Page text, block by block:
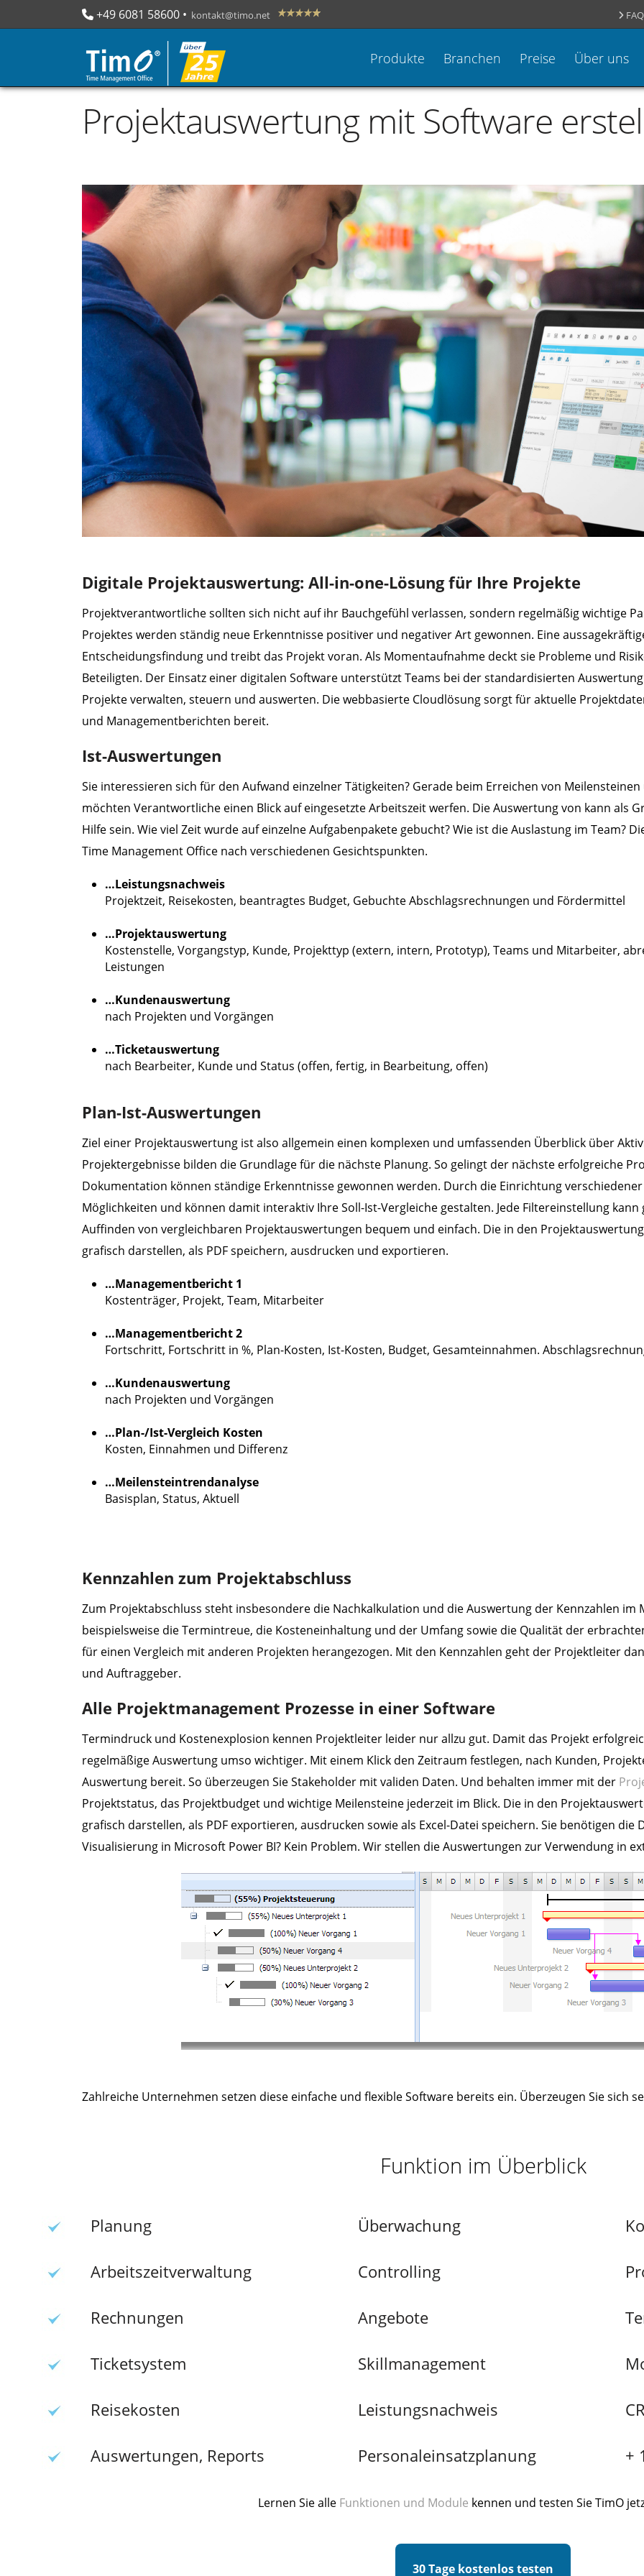
+49 6081 58600 kontakt@timo.net FAQ
Produkte Branchen Preise Über uns
Projektauswertung mit Software
Digitale Projektauswertung: All-in-one-Lösung für Ihre Projekte
Projektverantwortliche sollten sich nicht auf ihr Bauchgefühl verlassen, sondern regelmäßig wichtige
Projektes werden ständig neue Erkenntnisse positiver und negativer Art gewonnen. Eine
Entscheidungsfindung und treibt das Projekt voran. Als Momentaufnahme deckt sie Probleme und
Beteiligten. Der Einsatz einer digitalen Software unterstützt Teams bei der standardisierten
Projekte verwalten, steuern und auswerten. Die webbasierte Cloudlösung sorgt für aktuelle
und Managementberichten bereit.
Ist-Auswertungen
Sie interessieren sich für den Aufwand einzelner Tätigkeiten? Gerade beim Erreichen von
möchten Verantwortliche einen Blick auf eingesetzte Arbeitszeit werfen. Die Auswertung von kann als
Hilfe sein. Wie viel Zeit wurde auf einzelne Aufgabenpakete gebucht? Wie ist die Auslastung im Team?
Time Management Office nach verschiedenen Gesichtspunkten.
…Leistungsnachweis
Projektzeit, Reisekosten, beantragtes Budget, Gebuchte Abschlagsrechnungen und Fördermittel
…Projektauswertung
Kostenstelle, Vorgangstyp, Kunde, Projekttyp (extern, intern, Prototyp), Teams und Mitarbeiter,
Leistungen
…Kundenauswertung
nach Projekten und Vorgängen
…Ticketauswertung
nach Bearbeiter, Kunde und Status (offen, fertig, in Bearbeitung, offen)
Plan-Ist-Auswertungen
Ziel einer Projektauswertung ist also allgemein einen komplexen und umfassenden Überblick über
Projektergebnisse bilden die Grundlage für die nächste Planung. So gelingt der nächste erfolgreiche
Dokumentation können ständige Erkenntnisse gewonnen werden. Durch die Einrichtung
Möglichkeiten und können damit interaktiv Ihre Soll-Ist-Vergleiche gestalten. Jede Filtereinstellung
Auffinden von vergleichbaren Projektauswertungen bequem und einfach. Die in den
grafisch darstellen, als PDF speichern, ausdrucken und exportieren.
…Managementbericht 1
Kostenträger, Projekt, Team, Mitarbeiter
…Managementbericht 2
Fortschritt, Fortschritt in %, Plan-Kosten, Ist-Kosten, Budget, Gesamteinnahmen.
…Kundenauswertung
nach Projekten und Vorgängen
…Plan-/Ist-Vergleich Kosten
Kosten, Einnahmen und Differenz
…Meilensteintrendanalyse
Basisplan, Status, Aktuell
Kennzahlen zum Projektabschluss
Zum Projektabschluss steht insbesondere die Nachkalkulation und die Auswertung der Kennzahlen im
beispielsweise die Termintreue, die Kosteneinhaltung und der Umfang sowie die Qualität der
für einen Vergleich mit anderen Projekten herangezogen. Mit den Kennzahlen geht der Projektleiter
und Auftraggeber.
Alle Projektmanagement Prozesse in einer Software
Termindruck und Kostenexplosion kennen Projektleiter leider nur allzu gut. Damit das Projekt
regelmäßige Auswertung umso wichtiger. Mit einem Klick den Zeitraum festlegen, nach Kunden,
Auswertung bereit. So überzeugen Sie Stakeholder mit validen Daten. Und behalten immer mit der
Projektstatus, das Projektbudget und wichtige Meilensteine jederzeit im Blick. Die in den
grafisch darstellen, als PDF exportieren, ausdrucken sowie als Excel-Datei speichern. Sie benötigen
Visualisierung in Microsoft Power BI? Kein Problem. Wir stellen die Auswertungen zur Verwendung in
Zahlreiche Unternehmen setzen diese einfache und flexible Software bereits ein. Überzeugen Sie sich
Funktion im Überblick
Planung Überwachung
Arbeitszeitverwaltung Controlling
Rechnungen Angebote
Ticketsystem Skillmanagement
Reisekosten Leistungsnachweis
Auswertungen, Reports Personaleinsatzplanung +
Lernen Sie alle Funktionen und Module kennen und testen Sie TimO
30 Tage kostenlos testen